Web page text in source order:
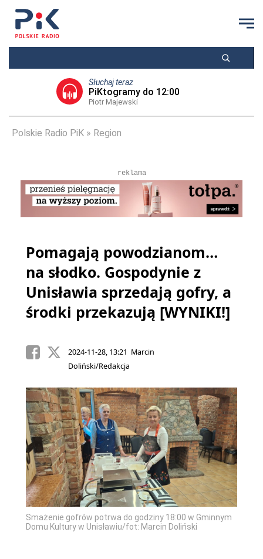
Słuchaj teraz
PiKtogramy do 12:00
Piotr Majewski
Polskie Radio PiK Region
reklama
Pomagają powodzianom…
na słodko. Gospodynie z
Unisławia sprzedają gofry, a
środki przekazują [WYNIKI!]
2024-11-28, 13:21 Marcin
Doliński/Redakcja
Smażenie gofrów potrwa do godziny 18:00 w Gminnym
Domu Kultury w Unisławiu/fot: Marcin Doliński